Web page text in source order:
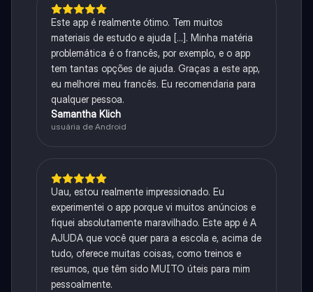
Este app é realmente ótimo. Tem muitos
materiais de estudo e ajuda [...]. Minha matéria
problemática é o francês, por exemplo, e o app
tem tantas opções de ajuda. Graças a este app,
eu melhorei meu francês. Eu recomendaria para
qualquer pessoa.
Samantha Klich
usuária de Android
Uau, estou realmente impressionado. Eu
experimentei o app porque vi muitos anúncios e
fiquei absolutamente maravilhado. Este app é A
AJUDA que você quer para a escola e, acima de
tudo, oferece muitas coisas, como treinos e
resumos, que têm sido MUITO úteis para mim
pessoalmente.